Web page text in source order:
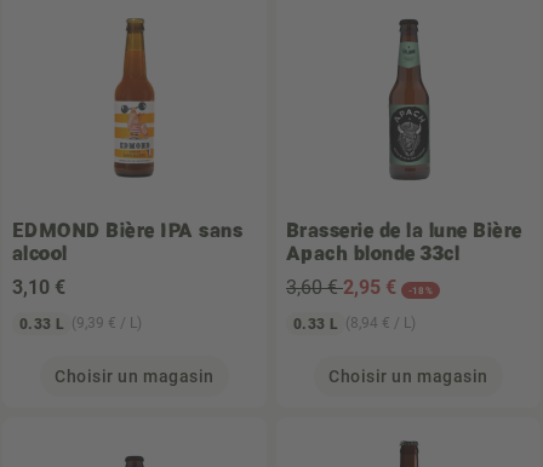
EDMOND Bière IPA sans
alcool
3,10 €
0.33 L (9,39 € / L)
Choisir un magasin
Brasserie de la lune Bière
Apach blonde 33cl
3,60 €2,95 € -18%
0.33 L (8,94 € / L)
Choisir un magasin